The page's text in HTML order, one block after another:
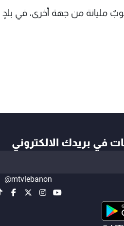
مليانة من جهة أخرى، في بلدٍ
في بريدك الالكتروني
@mtvlebanon